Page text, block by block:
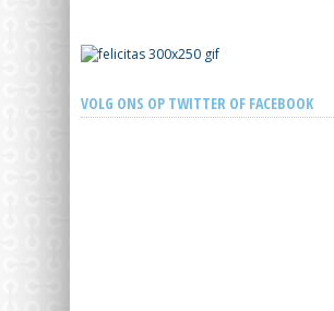
VOLG ONS OP TWITTER OF FACEBOOK